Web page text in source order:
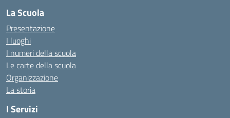
La Scuola
Presentazione
I luoghi
I numeri della scuola
Le carte della scuola
Organizzazione
La storia
I Servizi